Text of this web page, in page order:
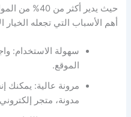
حيث يدير أكثر
أهم الأسباب التي تجعله الخيار
سهولة الاستخدام:
الموقع.
مرونة عالية: يمكنك
مدونة، متجر